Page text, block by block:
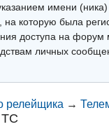
имени
на которую была
доступа на форум
личных
релейщика →